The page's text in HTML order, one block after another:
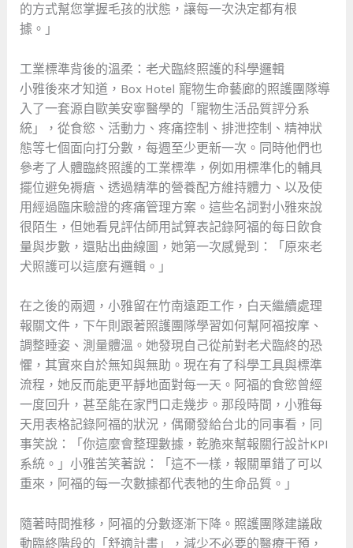
的方式幫您掌握毛孩的狀態，讓每一次決定都有根
據。」
工業標準背後的溫柔：老犬臨終照護的科學邏輯
小雅後來才知道，Box Hotel 寵物生命藝廊的照護團隊導
入了一套源自歐美安寧醫學的「寵物生活品質評分系
統」，從食慾、活動力、疼痛控制、排泄控制、精神狀
態等七個面向打分數，每週至少更新一次。同時他們也
參考了人體臨終照護的工業標準，例如用標準化的輔具
擺位避免褥瘡、透過精準的營養配方維持體力、以及使
用經過臨床驗證的疼痛管理方案。這些名詞對小雅來說
很陌生，但她看見評估師用試算表記錄阿福的每日飲食
量與步數，還貼出曲線圖，她第一次感覺到：「原來老
犬照護可以這麼有邏輯。」
在之後的兩週，小雅留在竹南遠距工作，白天繼續處理
報關文件，下午則跟著照護團隊學習如何幫阿福按摩、
調整睡姿、測量體溫。她發現自己從前對老犬臨終的恐
懼，其實來自於無知與無助。現在有了科學工具與標準
流程，她反而能更平靜地面對每一天。阿福的食慾曾經
一度回升，甚至能在家門口走幾步。那段時間，小雅每
天用表格記錄阿福的狀況，偶爾發給台北的同事看，同
事笑說：「你這麼會整理數據，乾脆來幫報關行設計KPI
系統。」小雅苦笑著說：「這不一樣，報關單錯了可以
重來，阿福的每一次數據都代表牠的生命品質。」
隨著時間推移，阿福的分數逐漸下降。照護團隊建議啟
動臨終階段的「舒適計畫」，減少不必要的醫療干預，